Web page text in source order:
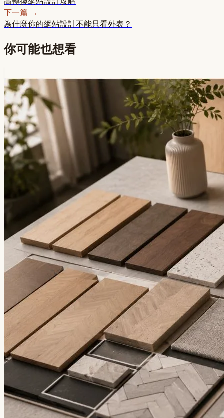
下一篇 →
為什麼你的網站設計不能只看外表？
你可能也想看